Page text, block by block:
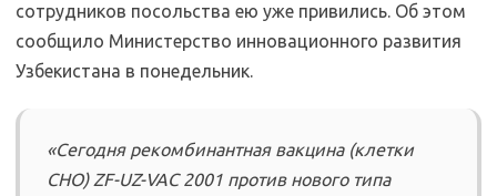
сотрудников посольства ею уже привились. Об этом
сообщило Министерство инновационного развития
Узбекистана в понедельник.
«Сегодня рекомбинантная вакцина (клетки
СНО) ZF-UZ-VAC 2001 против нового типа